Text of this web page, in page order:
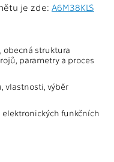
je zde: A6M38KLS
obecná struktura
parametry a proces
vlastnosti, výběr
elektronických funkčních